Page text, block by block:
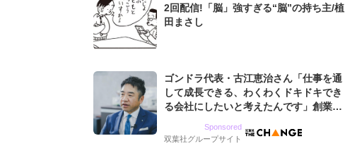
2回配信!「脳」強すぎる“脳”の持ち主/植
田まさし
ゴンドラ代表・古江恵治さん「仕事を通
して成長できる、わくわくドキドキでき
る会社にしたいと考えたんです」創業来
グ会社のアイデンティティ
Sponsored
双葉社グループサイト